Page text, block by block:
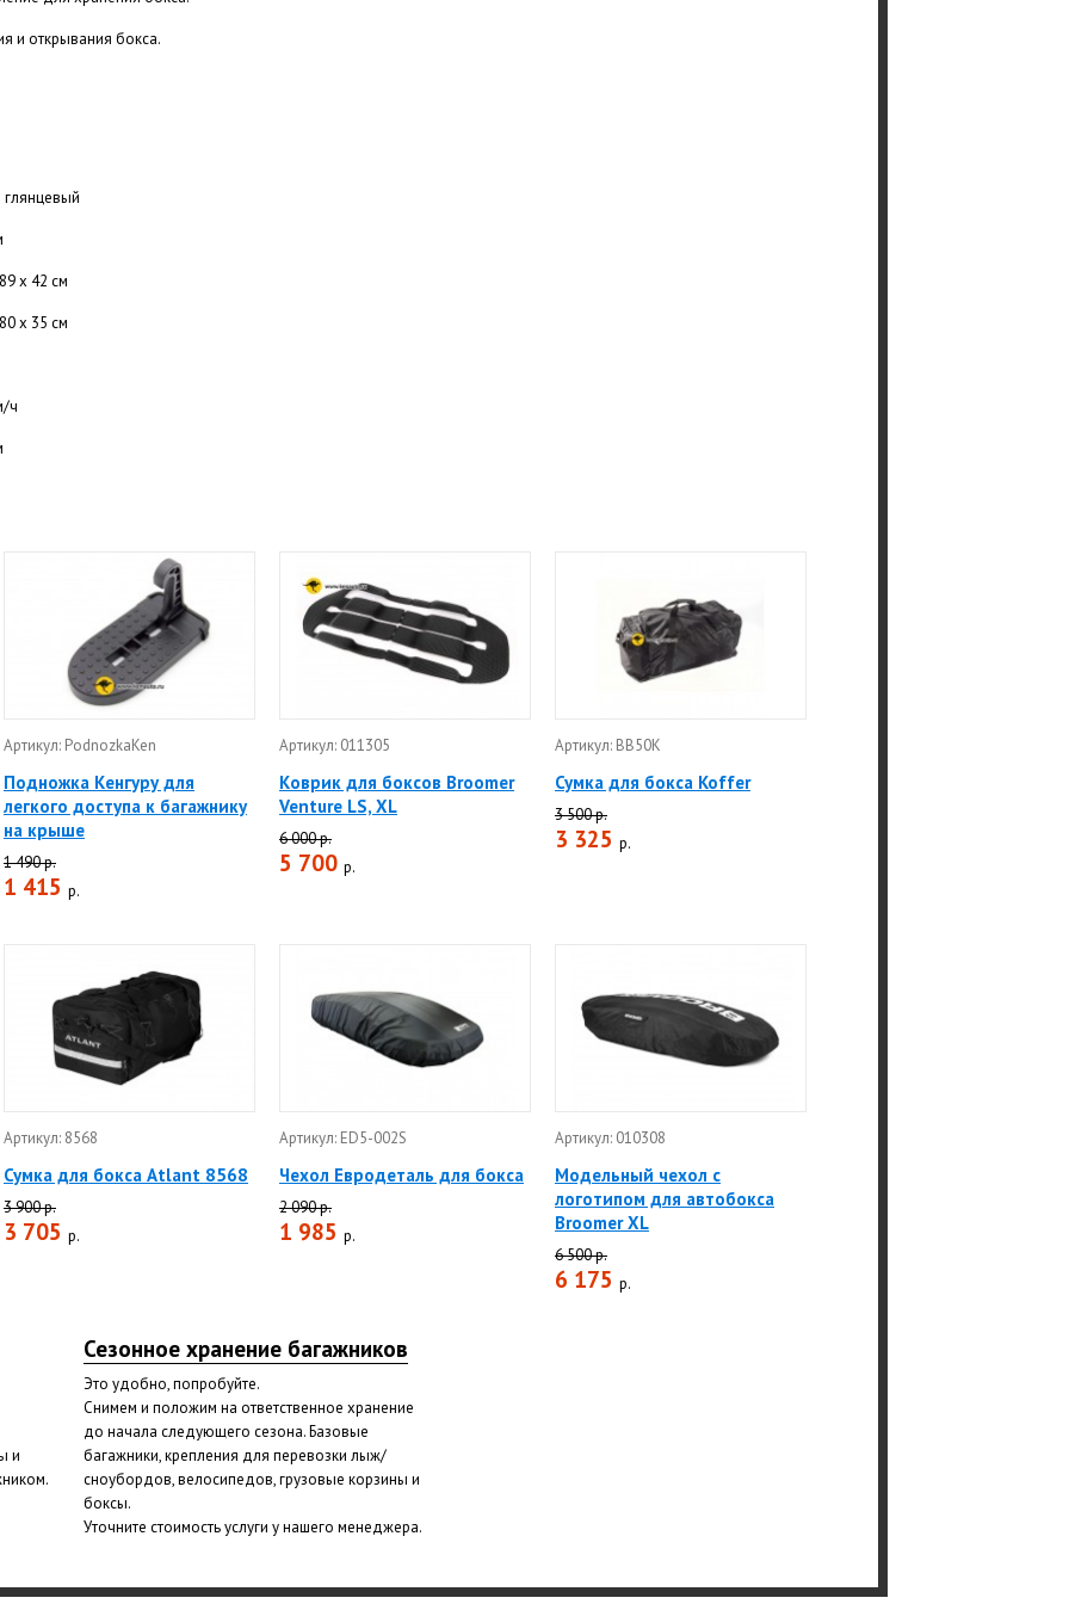
и открывания бокса.
х 42 см
х 35 см
ч
Артикул: PodnozkaKen
Подножка Кенгуру для
легкого доступа к багажнику
на крыше
1 490 р.
1 415 р.
Артикул: 011305
Коврик для боксов Broomer
Venture LS, XL
6 000 р.
5 700 р.
Артикул: BB50K
Сумка для бокса Koffer
3 500 р.
3 325 р.
Артикул: 8568
Сумка для бокса Atlant 8568
3 900 р.
3 705 р.
Артикул: ED5-002S
Чехол Евродеталь для бокса
2 090 р.
1 985 р.
Артикул: 010308
Модельный чехол с
логотипом для автобокса
Broomer XL
6 500 р.
6 175 р.
и
Сезонное хранение багажников
Это удобно, попробуйте.
Снимем и положим на ответственное хранение
до начала следующего сезона. Базовые
багажники, крепления для перевозки лыж/
сноубордов, велосипедов, грузовые корзины и
боксы.
Уточните стоимость услуги у нашего менеджера.